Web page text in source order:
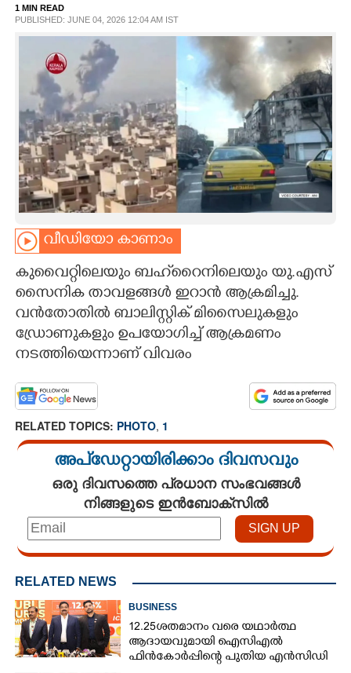
SPIRITUAL
INFO+
ART
ASTRO
CARTOONS
LITERATURE
CONTACT US
1 MIN READ
PUBLISHED: JUNE 04, 2026 12:04 AM IST
വീഡിയോ കാണാം
കുവൈറ്റിലെയും ബഹ്‌റൈനിലെയും യു.എസ്
സൈനിക താവളങ്ങൾ ഇറാൻ ആക്രമിച്ചു.
വൻതോതിൽ ബാലിസ്റ്റിക് മിസൈലുകളും
ഡ്രോണുകളും ഉപയോഗിച്ച് ആക്രമണം
നടത്തിയെന്നാണ് വിവരം
RELATED TOPICS: PHOTO, 1
അപ്ഡേറ്റായിരിക്കാം ദിവസവും
ഒരു ദിവസത്തെ പ്രധാന സംഭവങ്ങൾ
നിങ്ങളുടെ ഇൻബോക്സിൽ
RELATED NEWS
BUSINESS
12.25ശതമാനം വരെ യഥാർത്ഥ
ആദായവുമായി ഐസിഎൽ
ഫിൻകോർപ്പിന്റെ പുതിയ എൻസിഡി